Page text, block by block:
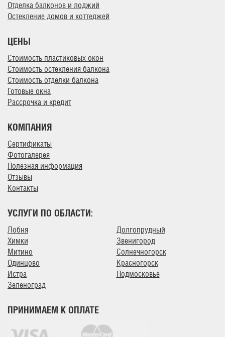
Отделка балконов и лоджий
Остекление домов и коттеджей
ЦЕНЫ
Стоимость пластиковых окон
Стоимость остекления балкона
Стоимость отделки балкона
Готовые окна
Рассрочка и кредит
КОМПАНИЯ
Сертификаты
Фотогалерея
Полезная информация
Отзывы
Контакты
УСЛУГИ ПО ОБЛАСТИ:
Лобня
Химки
Митино
Одинцово
Истра
Зеленоград
Долгопрудный
Звенигород
Солнечногорск
Красногорск
Подмосковье
ПРИНИМАЕМ К ОПЛАТЕ